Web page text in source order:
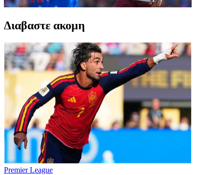
Διαβαστε ακομη
Premier League